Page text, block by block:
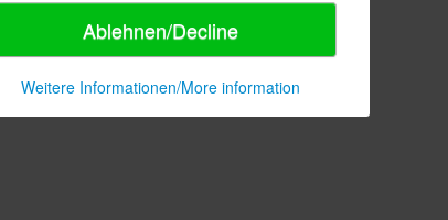
Ablehnen/Decline
Weitere Informationen/More information